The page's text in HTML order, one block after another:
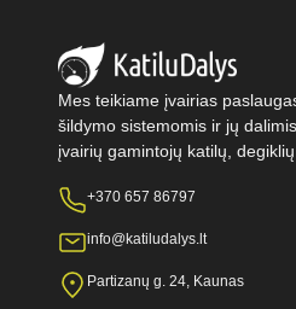
Mes teikiame įvairias
šildymo sistemomis ir jų
įvairių gamintojų katilų, degiklių
+370 657 86797
info@katiludalys.lt
Partizanų g. 24, Kaunas